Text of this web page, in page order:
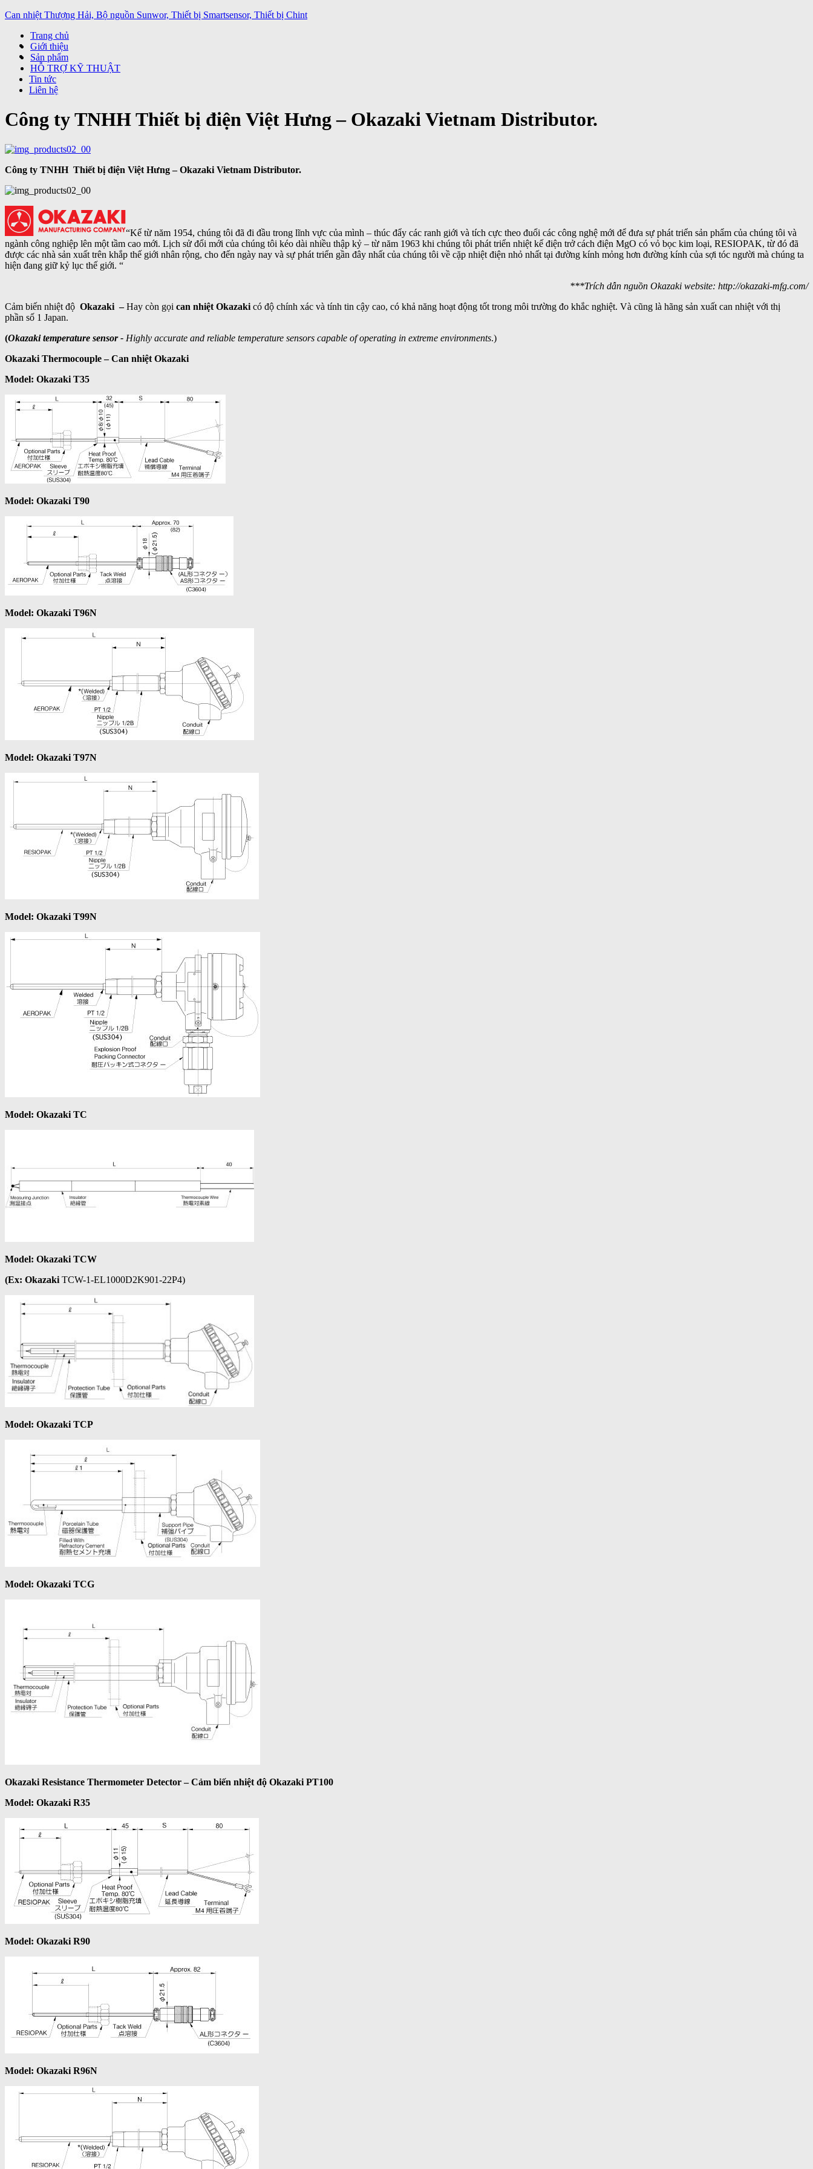
Can nhiệt Thượng Hải, Bộ nguồn Sunwor, Thiết bị Smartsensor, Thiết bị Chint
Trang chủ
Giới thiệu
Sản phẩm
HỖ TRỢ KỸ THUẬT
Tin tức
Liên hệ
Công ty TNHH Thiết bị điện Việt Hưng – Okazaki Vietnam Distributor.
Công ty TNHH Thiết bị điện Việt Hưng – Okazaki Vietnam Distributor.
“Kể từ năm 1954, chúng tôi đã đi đầu trong lĩnh vực của mình – thúc đẩy các ranh giới và tích cực theo đuổi các công nghệ mới để đưa sự phát triển sản phẩm của chúng tôi và
ngành công nghiệp lên một tầm cao mới. Lịch sử đổi mới của chúng tôi kéo dài nhiều thập kỷ – từ năm 1963 khi chúng tôi phát triển nhiệt kế điện trở cách điện MgO có vỏ bọc kim loại, RESIOPAK, từ đó đã
được các nhà sản xuất trên khắp thế giới nhân rộng, cho đến ngày nay và sự phát triển gần đây nhất của chúng tôi về cặp nhiệt điện nhỏ nhất tại đường kính mỏng hơn đường kính của sợi tóc người mà chúng ta
hiện đang giữ kỷ lục thế giới. “
***Trích dẫn nguồn Okazaki website: http://okazaki-mfg.com/
Cảm biến nhiệt độ Okazaki –Hay còn gọi can nhiệt Okazaki có độ chính xác và tính tin cậy cao, có khả năng hoạt động tốt trong môi trường đo khắc nghiệt. Và cũng là hãng sản xuất can nhiệt với thị
phần số 1 Japan.
(Okazaki temperature sensor- Highly accurate and reliable temperature sensors capable of operating in extreme environments.)
Okazaki Thermocouple – Can nhiệt Okazaki
Model: Okazaki T35
Model: Okazaki T90
Model: Okazaki T96N
Model: Okazaki T97N
Model: Okazaki T99N
Model: Okazaki TC
Model: Okazaki TCW
(Ex: Okazaki TCW-1-EL1000D2K901-22P4)
Model: Okazaki TCP
Model: Okazaki TCG
Okazaki Resistance Thermometer Detector – Cảm biến nhiệt độ Okazaki PT100
Model: Okazaki R35
Model: Okazaki R90
Model: Okazaki R96N